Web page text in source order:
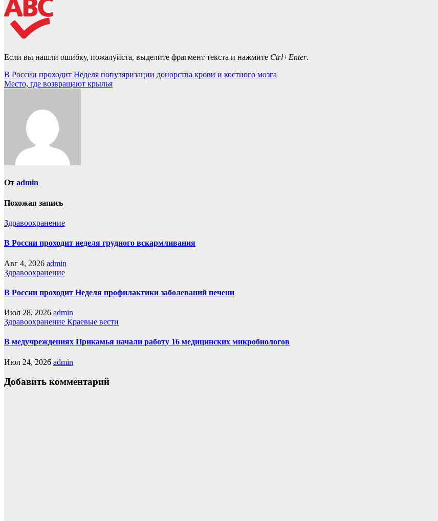
Если вы нашли ошибку, пожалуйста, выделите фрагмент текста и нажмите Ctrl+Enter.
Навигация
по
В России проходит Неделя популяризации донорства крови и костного мозга
Место, где возвращают крылья
От admin
Похожая запись
Здравоохранение
В России проходит неделя грудного вскармливания
Авг 4, 2026 admin
Здравоохранение
В России проходит Неделя профилактики заболеваний печени
Июл 28, 2026 admin
Здравоохранение Краевые вести
В медучреждениях Прикамья начали работу 16 медицинских микробиологов
Июл 24, 2026 admin
Добавить комментарий